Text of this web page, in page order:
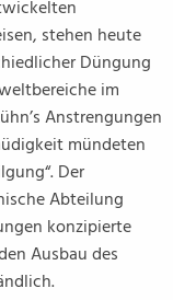
stehen heute
Düngung
im
Anstrengungen
mündeten
Der
Abteilung
konzipierte
Ausbau des